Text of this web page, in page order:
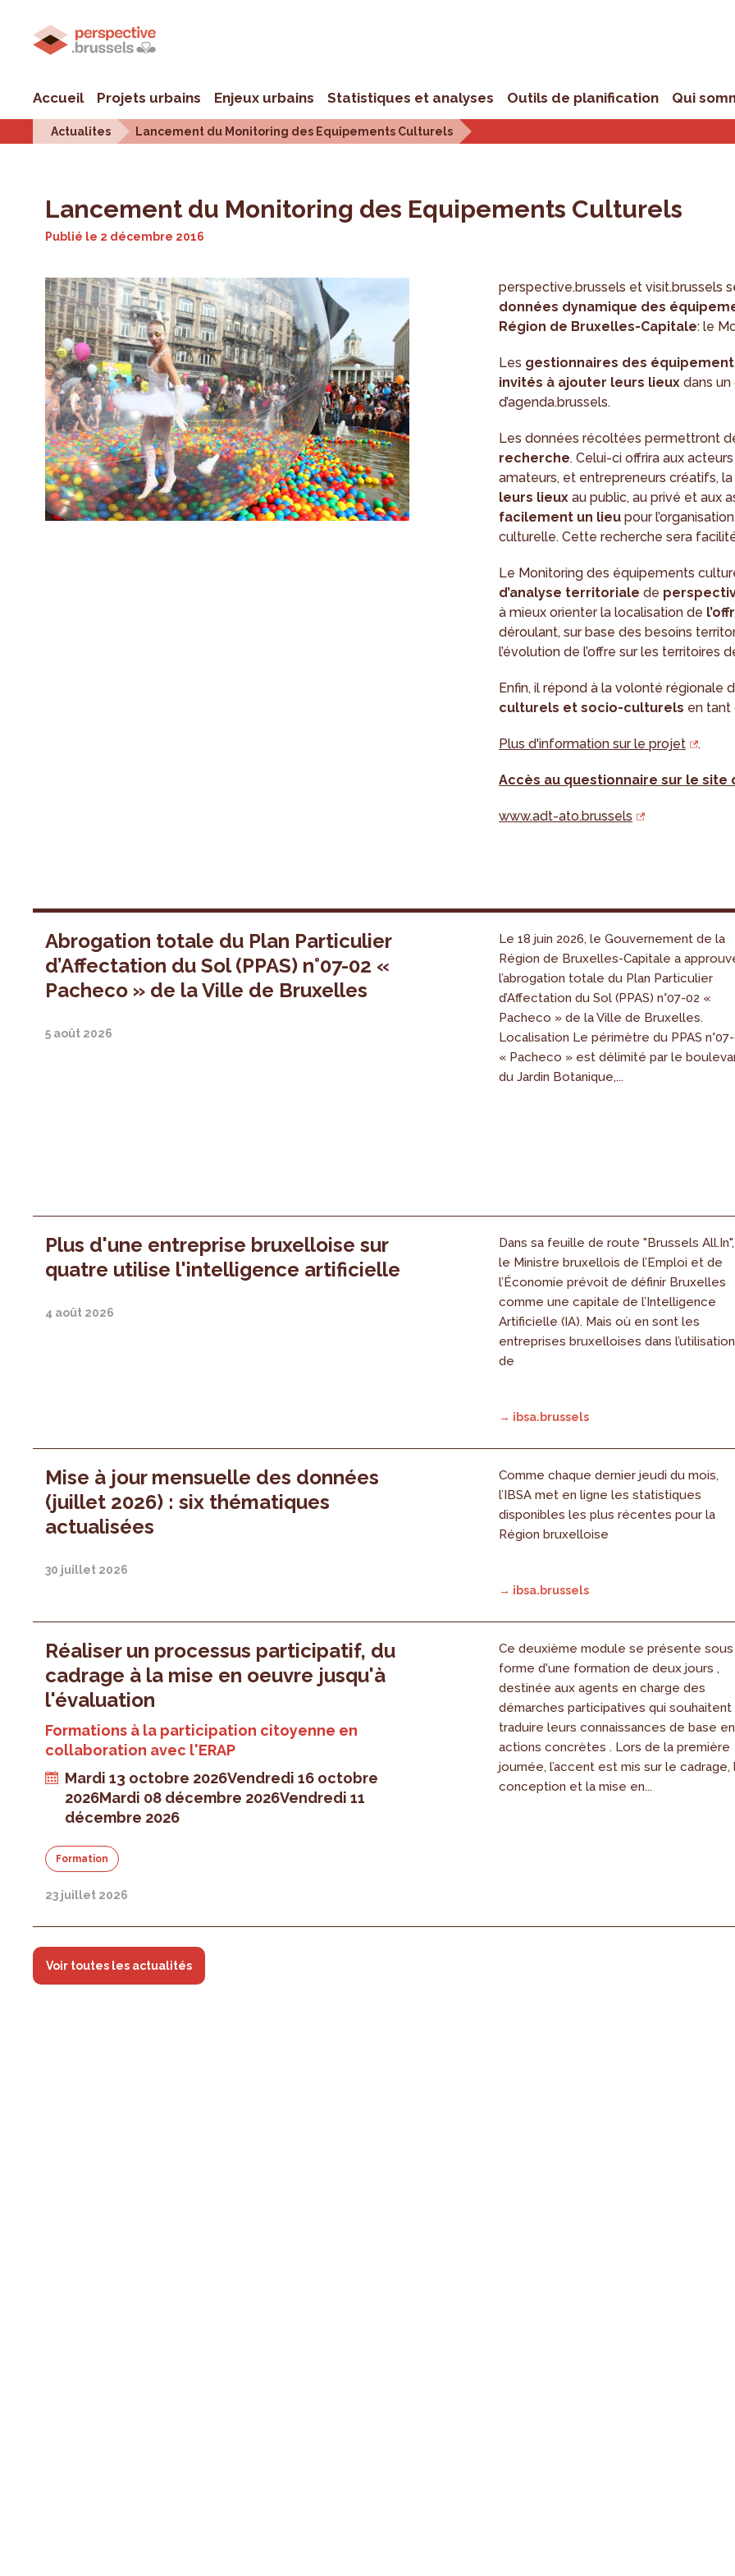
Accueil Projets urbains Enjeux urbains Statistiques et analyses Outils de planification Qui
Actualites Lancement du Monitoring des Equipements Culturels
Lancement du Monitoring des Equipements Culturels
Publié le 2 décembre 2016
perspective.brussels et visit.brussels
données dynamique des
Région de Bruxelles-Capitale: le
Les gestionnaires des
invités à ajouter leurs lieux dans
d’agenda.brussels.
Les données récoltées permettront
recherche. Celui-ci offrira aux
amateurs, et entrepreneurs créatifs,
leurs lieux au public, au privé et aux
facilement un lieu pour
culturelle. Cette recherche sera
Le Monitoring des équipements
d’analyse territorialede
à mieux orienter la localisation de
déroulant, sur base des besoins
l’évolution de l’offre sur les territoires
Enfin, il répond à la volonté régionale
culturels et socio-culturels en tant
Plus d'information sur le projet .
Accès au questionnaire sur le site
www.adt-ato.brussels
Abrogation totale du Plan Particulier
d’Affectation du Sol (PPAS) n°07-02 «
Pacheco » de la Ville de Bruxelles
5 août 2026
Le 18 juin 2026, le Gouvernement de la
Région de Bruxelles-Capitale a
l’abrogation totale du Plan Particulier
d’Affectation du Sol (PPAS) n°07-02 «
Pacheco » de la Ville de Bruxelles.
Localisation Le périmètre du PPAS
« Pacheco » est délimité par le
du Jardin Botanique,...
Plus d'une entreprise bruxelloise sur
quatre utilise l'intelligence artificielle
4 août 2026
Dans sa feuille de route "Brussels All.In",
le Ministre bruxellois de l’Emploi et de
l’Économie prévoit de définir Bruxelles
comme une capitale de l’Intelligence
Artificielle (IA). Mais où en sont les
entreprises bruxelloises dans l’utilisation
de
→ ibsa.brussels
Mise à jour mensuelle des données
(juillet 2026) : six thématiques
actualisées
30 juillet 2026
Comme chaque dernier jeudi du mois,
l’IBSA met en ligne les statistiques
disponibles les plus récentes pour la
Région bruxelloise
→ ibsa.brussels
Réaliser un processus participatif, du
cadrage à la mise en oeuvre jusqu'à
l'évaluation
Formations à la participation citoyenne en
collaboration avec l'ERAP
Mardi 13 octobre 2026Vendredi 16 octobre
2026Mardi 08 décembre 2026Vendredi 11
décembre 2026
Formation
23 juillet 2026
Ce deuxième module se présente sous
forme d'une formation de deux jours ,
destinée aux agents en charge des
démarches participatives qui souhaitent
traduire leurs connaissances de base en
actions concrètes . Lors de la première
journée, l’accent est mis sur le cadrage,
conception et la mise en...
Voir toutes les actualités